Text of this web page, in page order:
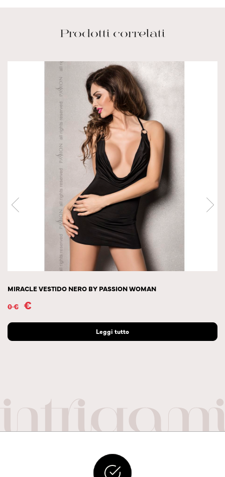
Prodotti correlati
MIRACLE VESTIDO NERO BY PASSION WOMAN
0€ €
Leggi tutto